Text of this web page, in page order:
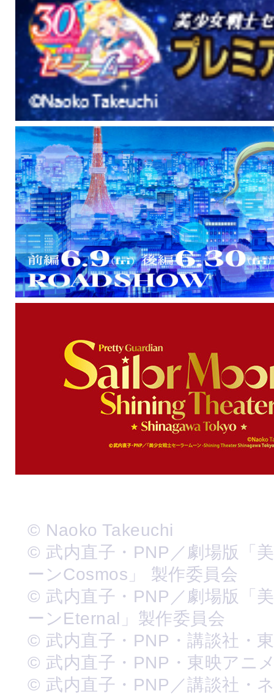
© Naoko Takeuchi
© 武内直子・PNP／劇場版「
ーンCosmos」 製作委員会
© 武内直子・PNP／劇場版「
ーンEternal」製作委員会
© 武内直子・PNP・講談社・
© 武内直子・PNP・東映アニ
© 武内直子・PNP／講談社・